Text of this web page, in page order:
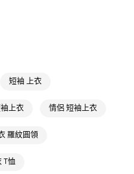
運費
運費
短袖 上衣
上衣 情侶 短袖上衣
羅紋圓領
T恤